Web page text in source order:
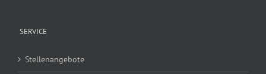
SERVICE
Stellenangebote